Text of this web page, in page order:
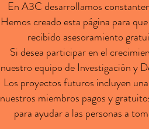
En A3C desarrollamos
Hemos creado esta página para
recibido asesoramiento
Si desea participar en el
nuestro equipo de Investigación y
Los proyectos futuros incluyen
nuestros miembros pagos y
para ayudar a las personas a